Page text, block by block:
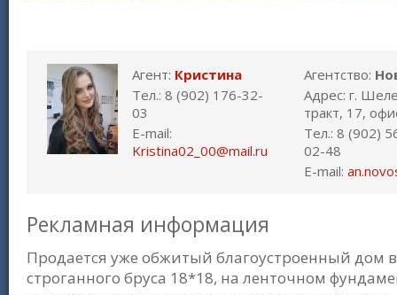
Агент: Кристина
Тел.: 8 (902) 176-32-
03
E-mail:
Kristina02_00@mail.ru
Агентство:
Адрес: г.
тракт, 17,
Тел.: 8 (902)
02-48
E-mail:
Рекламная информация
Продается уже обжитый благоустроенный дом
строганного бруса 18*18, на ленточном